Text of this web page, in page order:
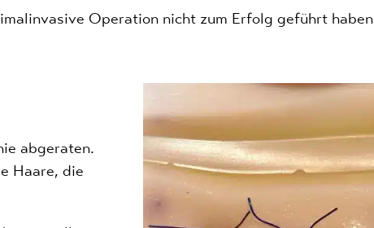
Operation nicht zum Erfolg geführt haben
abgeraten.
Haare, die